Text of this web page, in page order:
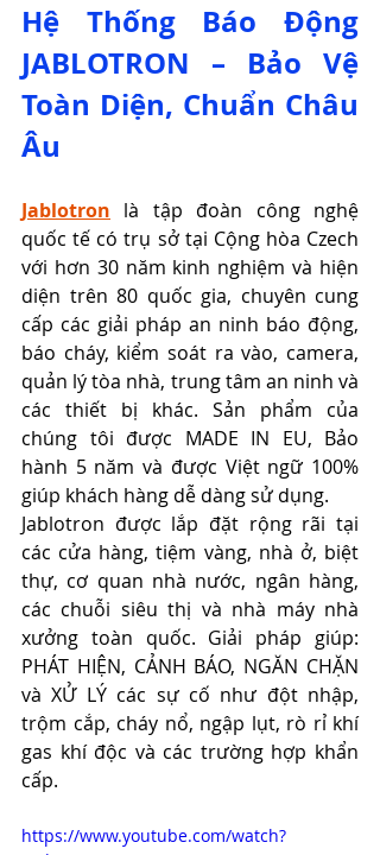
Hệ Thống Báo Động
JABLOTRON – Bảo Vệ
Toàn Diện, Chuẩn Châu
Âu
Jablotron là tập đoàn công nghệ
quốc tế có trụ sở tại Cộng hòa Czech
với hơn 30 năm kinh nghiệm và hiện
diện trên 80 quốc gia, chuyên cung
cấp các giải pháp an ninh báo động,
báo cháy, kiểm soát ra vào, camera,
quản lý tòa nhà, trung tâm an ninh và
các thiết bị khác. Sản phẩm của
chúng tôi được MADE IN EU, Bảo
hành 5 năm và được Việt ngữ 100%
giúp khách hàng dễ dàng sử dụng.
Jablotron được lắp đặt rộng rãi tại
các cửa hàng, tiệm vàng, nhà ở, biệt
thự, cơ quan nhà nước, ngân hàng,
các chuỗi siêu thị và nhà máy nhà
xưởng toàn quốc. Giải pháp giúp:
PHÁT HIỆN, CẢNH BÁO, NGĂN CHẶN
và XỬ LÝ các sự cố như đột nhập,
trộm cắp, cháy nổ, ngập lụt, rò rỉ khí
gas khí độc và các trường hợp khẩn
cấp.
https://www.youtube.com/watch?